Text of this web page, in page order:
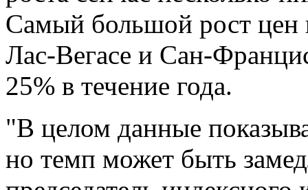
Самый большой рост цен
Лас-Вегасе и Сан-
25% в течение года.
"В целом данные
но темп может быть